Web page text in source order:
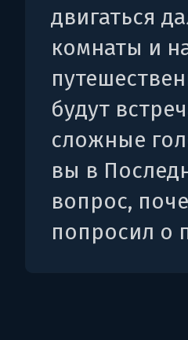
двигаться
комнаты и
будут
сложные
вы в
вопрос,
попросил о